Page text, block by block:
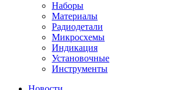
Наборы
Материалы
Радиодетали
Микросхемы
Индикация
Установочные
Инструменты